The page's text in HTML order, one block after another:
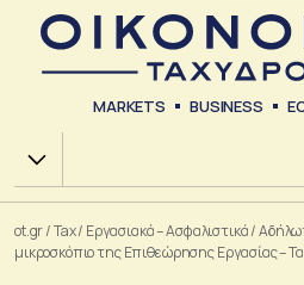
MARKETS BUSINESS
Χ.Α.
ot.gr/Tax/ Εργασιακά – Ασφαλιστικά/
μικροσκόπιο της Επιθεώρησης Εργασίας –